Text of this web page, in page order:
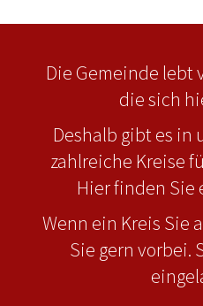
Die Gemeinde lebt
die sich
Deshalb gibt es in
zahlreiche Kreise
Hier finden Sie
Wenn ein Kreis Sie
Sie gern vorbei.